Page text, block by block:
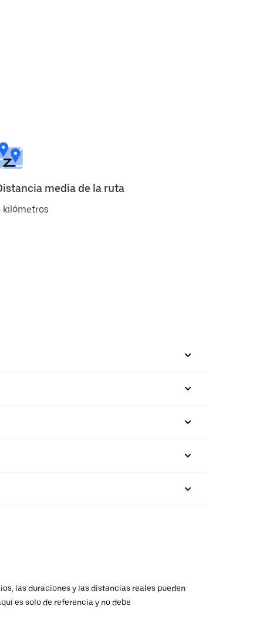
media de la ruta
kilómetros
las duraciones y las distancias reales pueden
es solo de referencia y no debe